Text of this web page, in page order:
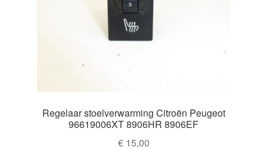
Winkelwagen
Regelaar stoelverwarming Citroën Peugeot
96619006XT 8906HR 8906EF
€15,00